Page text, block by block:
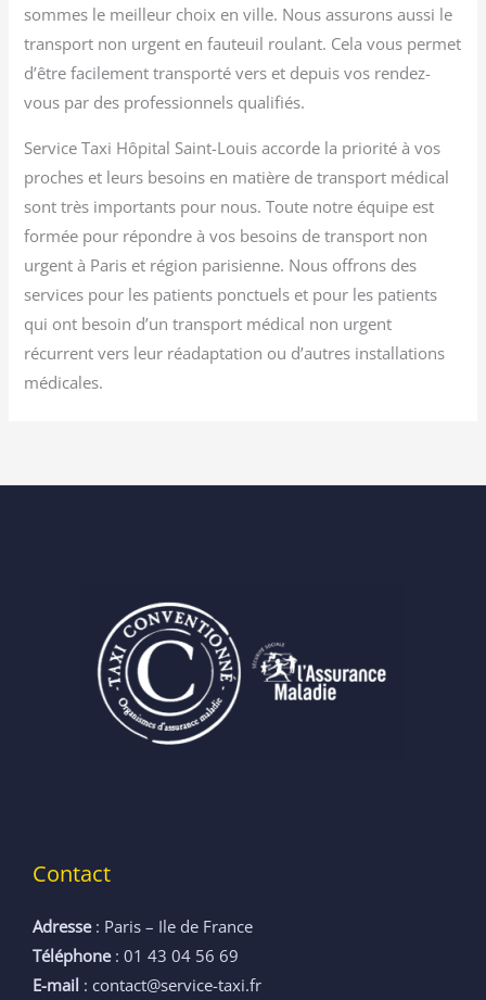
sommes le meilleur choix en ville. Nous assurons aussi le
transport non urgent en fauteuil roulant. Cela vous permet
d’être facilement transporté vers et depuis vos rendez-
vous par des professionnels qualifiés.
Service Taxi Hôpital Saint-Louis accorde la priorité à vos
proches et leurs besoins en matière de transport médical
sont très importants pour nous. Toute notre équipe est
formée pour répondre à vos besoins de transport non
urgent à Paris et région parisienne. Nous offrons des
services pour les patients ponctuels et pour les patients
qui ont besoin d’un transport médical non urgent
récurrent vers leur réadaptation ou d’autres installations
médicales.
Contact
Adresse: Paris – Ile de France
Téléphone: 01 43 04 56 69
E-mail : contact@service-taxi.fr